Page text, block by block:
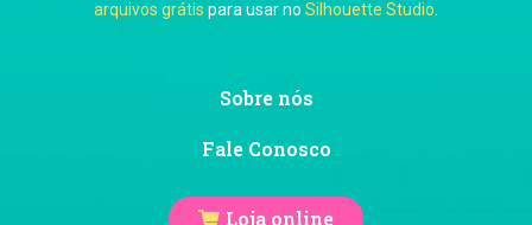
Ju Mirthes
arquivos grátis para usar no Silhouette Studio
Sobre nós
Fale Conosco
Loja online